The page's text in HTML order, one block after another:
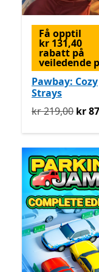
Få opptil
kr 131,40
rabatt på
veiledende
Pawbay: Cozy
Strays
Opprinnelig kr
kr 219,00 kr